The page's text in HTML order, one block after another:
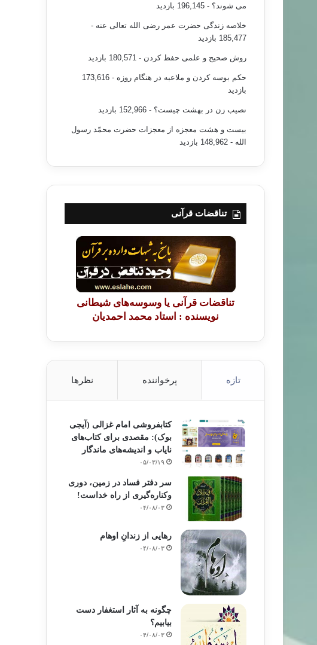
می شوند؟ - 196,145 بازدید
خلاصه زندگی حضرت عمر رضی الله تعالی عنه -
185,477 بازدید
روش صحیح و علمی حفظ کردن - 180,571 بازدید
حکم بوسه کردن و ملاعبه در هنگام روزه
- 173,616
بازدید
نصیب زن در بهشت چیست؟ - 152,966 بازدید
بیست و هشت معجزه از معجزات حضرت محمّد رسول
الله - 148,962 بازدید
تناقضات قرآنی
تناقضات قرآنی یا وسوسه‌های شیطانی
نویسنده : استاد محمد احمدیان
تازه پرخواننده نظرها
کتابفروشی امام غزالی (آیجی
بوک): مقصدی برای کتاب‌های
نایاب و اندیشه‌های ماندگار
۰۵/۰۳/۱۹
سر دفتر فساد در زمین‌، دوری
وکناره‌گیری از راه خداست‌!
۰۴/۰۸/۰۳
رهایی از زندانِ اوهام
۰۴/۰۸/۰۳
چگونه به آثار استغفار دست
بیابیم؟
۰۴/۰۸/۰۳